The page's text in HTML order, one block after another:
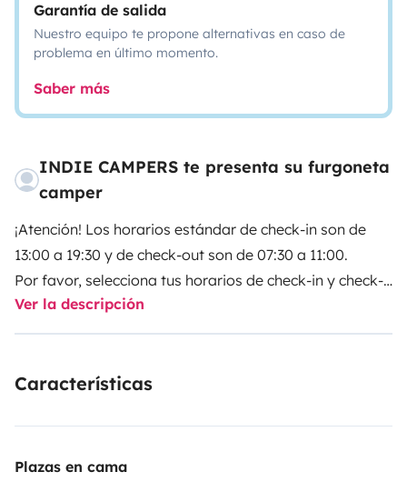
Garantía de salida
Nuestro equipo te propone alternativas en caso de
problema en último momento.
Saber más
INDIE CAMPERS te presenta su furgoneta
camper
¡Atención! Los horarios estándar de check-in son de
13:00 a 19:30 y de check-out son de 07:30 a 11:00.
Por favor, selecciona tus horarios de check-in y check-
out directamente con Indie Campers.
devolución las 24 horas del día, los 7 días de la
recogida y la devolución no conllevan ningún coste
Ver la descripción
Características
Plazas en cama